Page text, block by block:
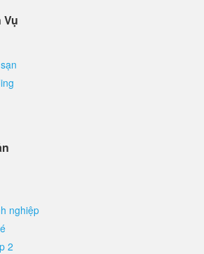
Vụ
nghiệp
2